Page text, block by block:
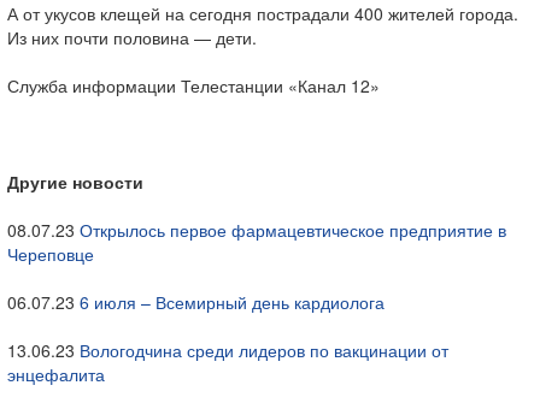
А от укусов клещей на сегодня пострадали 400 жителей города.
Из них почти половина — дети.
Служба информации Телестанции «Канал 12»
Другие новости
08.07.23 Открылось первое фармацевтическое предприятие в
Череповце
06.07.23 6 июля – Всемирный день кардиолога
13.06.23 Вологодчина среди лидеров по вакцинации от
энцефалита